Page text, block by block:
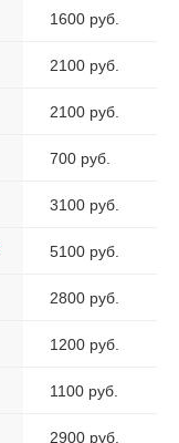
1600 руб.
2100 руб.
2100 руб.
700 руб.
3100 руб.
5100 руб.
2800 руб.
1200 руб.
1100 руб.
2900 руб.